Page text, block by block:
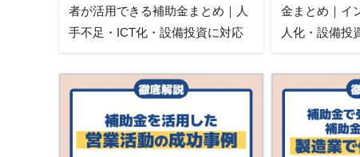
者が活用できる補助金まとめ｜人
手不足・ICT化・設備投資に対応
金まとめ｜イ
人化・設備投